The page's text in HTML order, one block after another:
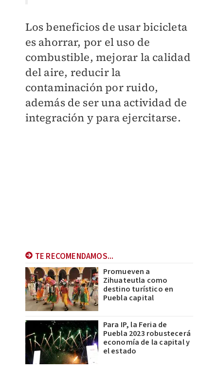
Los beneficios de usar bicicleta
es ahorrar, por el uso de
combustible, mejorar la calidad
del aire, reducir la
contaminación por ruido,
además de ser una actividad de
integración y para ejercitarse.
TE RECOMENDAMOS...
Promueven a
Zihuateutla como
destino turístico en
Puebla capital
Para IP, la Feria de
Puebla 2023 robustecerá
economía de la capital y
el estado